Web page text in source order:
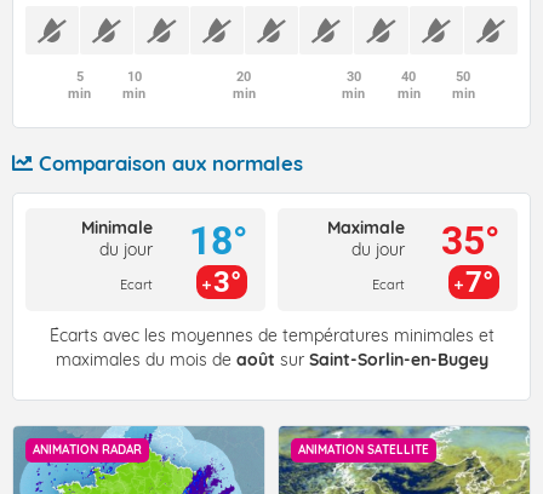
5
min
10
min
20
min
30
min
40
min
50
min
Comparaison aux normales
Minimale
du jour
Ecart
18°
3°
Maximale
du jour
Ecart
35°
7°
Écarts avec les moyennes de températures minimales et
maximales du mois de août sur Saint-Sorlin-en-Bugey
ANIMATION RADAR ANIMATION SATELLITE